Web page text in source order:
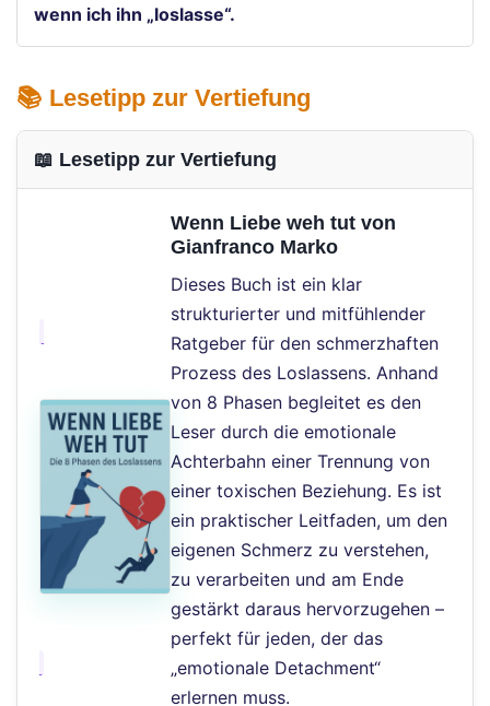
wenn ich ihn „loslasse“.
📚 Lesetipp zur Vertiefung
📖 Lesetipp zur Vertiefung
Wenn Liebe weh tut von
Gianfranco Marko
Dieses Buch ist ein klar
strukturierter und mitfühlender
Ratgeber für den schmerzhaften
Prozess des Loslassens. Anhand
von 8 Phasen begleitet es den
Leser durch die emotionale
Achterbahn einer Trennung von
einer toxischen Beziehung. Es ist
ein praktischer Leitfaden, um den
eigenen Schmerz zu verstehen,
zu verarbeiten und am Ende
gestärkt daraus hervorzugehen –
perfekt für jeden, der das
„emotionale Detachment“
erlernen muss.